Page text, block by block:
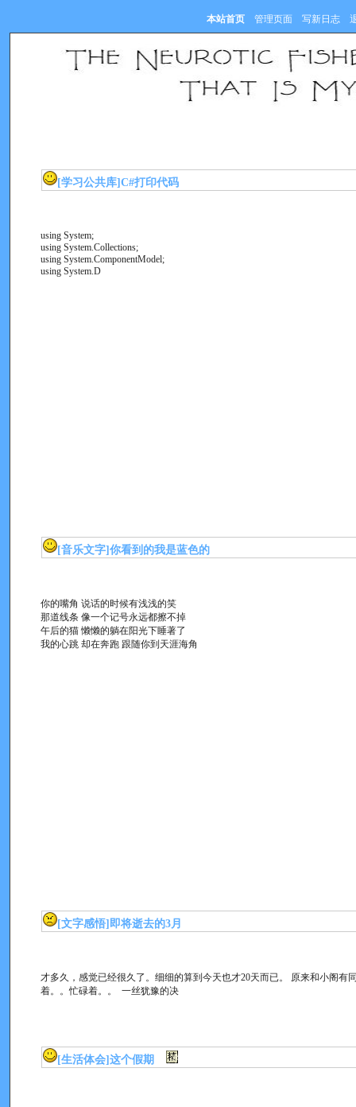
本站首页 管理页面 写新日志
[学习公共库]C#打印代码
using System;
using System.Collections;
using System.ComponentModel;
using System.D
[音乐文字]你看到的我是蓝色的
你的嘴角 说话的时候有浅浅的笑
那道线条 像一个记号永远都擦不掉
午后的猫 懒懒的躺在阳光下睡著了
我的心跳 却在奔跑 跟随你到天涯海角
[文字感悟] 即将逝去的3月
才多久，感觉已经很久了。细细的算到今天也才20天而已。 原来和小阁有
着。。忙碌着。。 一丝犹豫的决
[生活体会]这个假期